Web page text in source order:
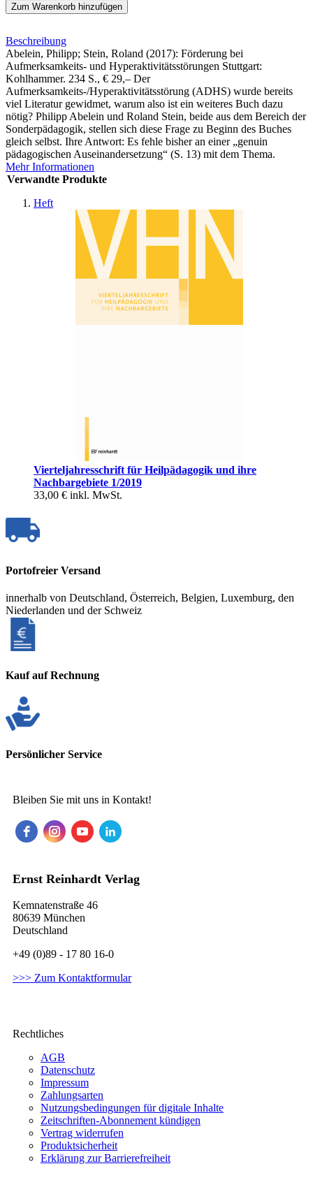
Zum Warenkorb hinzufügen
Beschreibung
Abelein, Philipp; Stein, Roland (2017): Förderung bei
Aufmerksamkeits- und Hyperaktivitätsstörungen Stuttgart:
Kohlhammer. 234 S., € 29,– Der
Aufmerksamkeits-/Hyperaktivitätsstörung (ADHS) wurde bereits
viel Literatur gewidmet, warum also ist ein weiteres Buch dazu
nötig? Philipp Abelein und Roland Stein, beide aus dem Bereich der
Sonderpädagogik, stellen sich diese Frage zu Beginn des Buches
gleich selbst. Ihre Antwort: Es fehle bisher an einer „genuin
pädagogischen Auseinandersetzung“ (S. 13) mit dem Thema.
Mehr Informationen
Verwandte Produkte
Heft
Vierteljahresschrift für Heilpädagogik und ihre
Nachbargebiete 1/2019
33,00 € inkl. MwSt.
Portofreier Versand
innerhalb von Deutschland, Österreich, Belgien, Luxemburg, den
Niederlanden und der Schweiz
Kauf auf Rechnung
Persönlicher Service
Bleiben Sie mit uns in Kontakt!
Ernst Reinhardt Verlag
Kemnatenstraße 46
80639 München
Deutschland
+49 (0)89 - 17 80 16-0
>>> Zum Kontaktformular
Rechtliches
AGB
Datenschutz
Impressum
Zahlungsarten
Nutzungsbedingungen für digitale Inhalte
Zeitschriften-Abonnement kündigen
Vertrag widerrufen
Produktsicherheit
Erklärung zur Barrierefreiheit